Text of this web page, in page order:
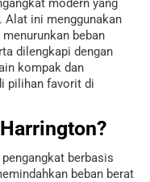
modern yang
Alat ini menggunakan
beban
dilengkapi dengan
kompak dan
pilihan favorit di
berbasis
beban berat